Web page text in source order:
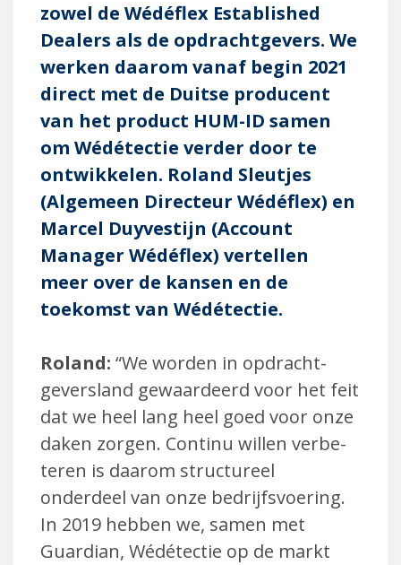
zowel de Wédéflex Established
Dealers als de opdrachtgevers. We
werken daarom vanaf begin 2021
direct met de Duitse producent
van het product HUM-ID samen
om Wédétectie verder door te
ontwikkelen. Roland Sleutjes
(Algemeen Directeur Wédéflex) en
Marcel Duyvestijn (Account
Manager Wédéflex) vertellen
meer over de kansen en de
toekomst van Wédétectie.
Roland: “We worden in opdracht­
geversland gewaardeerd voor het feit
dat we heel lang heel goed voor onze
daken zorgen. Continu willen verbe­
teren is daarom structureel
onderdeel van onze bedrijfsvoering.
In 2019 hebben we, samen met
Guardian, Wédétectie op de markt